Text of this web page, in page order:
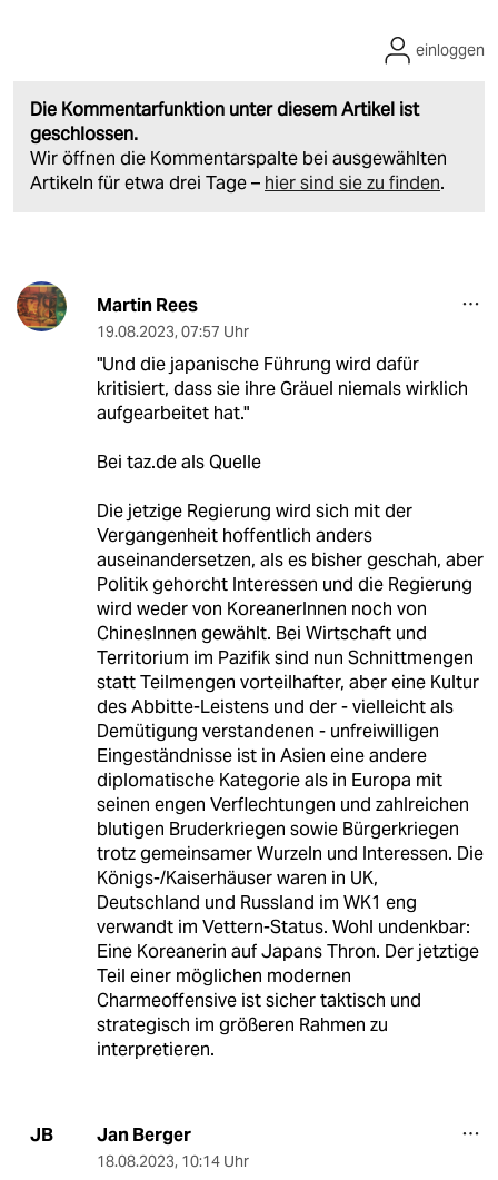
Die Kommentarfunktion unter diesem Artikel ist
geschlossen.
Wir öffnen die Kommentarspalte bei ausgewählten
Artikeln für etwa drei Tage – hier sind sie zu finden.
einloggen
Martin Rees
19.08.2023, 07:57 Uhr
"Und die japanische Führung wird dafür
kritisiert, dass sie ihre Gräuel niemals wirklich
aufgearbeitet hat."
Bei taz.de als Quelle
Die jetzige Regierung wird sich mit der
Vergangenheit hoffentlich anders
auseinandersetzen, als es bisher geschah, aber
Politik gehorcht Interessen und die Regierung
wird weder von KoreanerInnen noch von
ChinesInnen gewählt. Bei Wirtschaft und
Territorium im Pazifik sind nun Schnittmengen
statt Teilmengen vorteilhafter, aber eine Kultur
des Abbitte-Leistens und der - vielleicht als
Demütigung verstandenen - unfreiwilligen
Eingeständnisse ist in Asien eine andere
diplomatische Kategorie als in Europa mit
seinen engen Verflechtungen und zahlreichen
blutigen Bruderkriegen sowie Bürgerkriegen
trotz gemeinsamer Wurzeln und Interessen. Die
Königs-/Kaiserhäuser waren in UK,
Deutschland und Russland im WK1 eng
verwandt im Vettern-Status. Wohl undenkbar:
Eine Koreanerin auf Japans Thron. Der jetztige
Teil einer möglichen modernen
Charmeoffensive ist sicher taktisch und
strategisch im größeren Rahmen zu
interpretieren.
JB Jan Berger
18.08.2023, 10:14 Uhr